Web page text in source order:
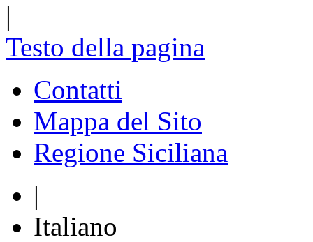
|
Testo della pagina
Contatti
Mappa del Sito
Regione Siciliana
|
Italiano